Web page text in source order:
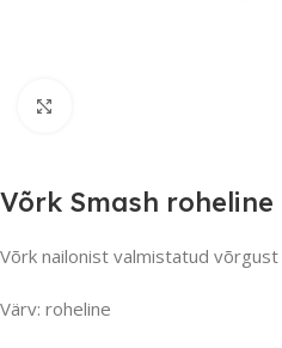
Võrk Smash roheline
Võrk nailonist valmistatud võrgust
Värv: roheline